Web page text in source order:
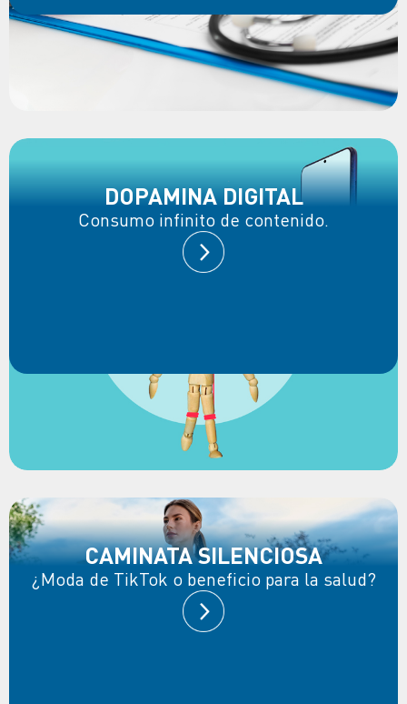
DOPAMINA DIGITAL
Consumo infinito de contenido.
CAMINATA SILENCIOSA
¿Moda de TikTok o beneficio para la salud?